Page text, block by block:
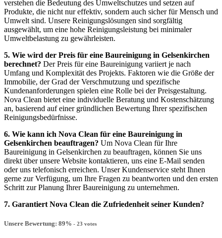
verstehen die Bedeutung des Umweltschutzes und setzen auf
Produkte, die nicht nur effektiv, sondern auch sicher für Mensch und
Umwelt sind. Unsere Reinigungslösungen sind sorgfältig
ausgewählt, um eine hohe Reinigungsleistung bei minimaler
Umweltbelastung zu gewährleisten.
5. Wie wird der Preis für eine Baureinigung in Gelsenkirchen
berechnet? Der Preis für eine Baureinigung variiert je nach
Umfang und Komplexität des Projekts. Faktoren wie die Größe der
Immobilie, der Grad der Verschmutzung und spezifische
Kundenanforderungen spielen eine Rolle bei der Preisgestaltung.
Nova Clean bietet eine individuelle Beratung und Kostenschätzung
an, basierend auf einer gründlichen Bewertung Ihrer spezifischen
Reinigungsbedürfnisse.
6. Wie kann ich Nova Clean für eine Baureinigung in
Gelsenkirchen beauftragen? Um Nova Clean für Ihre
Baureinigung in Gelsenkirchen zu beauftragen, können Sie uns
direkt über unsere Website kontaktieren, uns eine E-Mail senden
oder uns telefonisch erreichen. Unser Kundenservice steht Ihnen
gerne zur Verfügung, um Ihre Fragen zu beantworten und den ersten
Schritt zur Planung Ihrer Baureinigung zu unternehmen.
7. Garantiert Nova Clean die Zufriedenheit seiner Kunden?
Unsere Bewertung: 89% - 23 votes